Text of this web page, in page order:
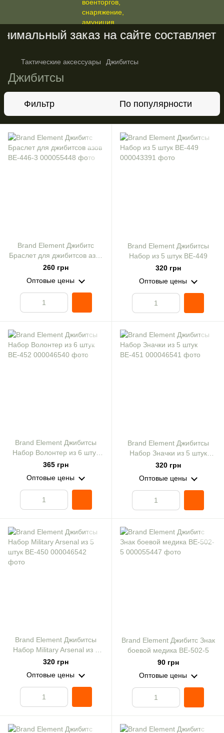
заказ на сайте составляет
Тактические аксессуары Джибитсы
Джибитсы
Фильтр По популярности
Brand Element Джибитс
Браслет для джибитсов азов
ВЕ-446-3
260 грн
Оптовые цены
Brand Element Джибитсы
Набор из 5 штук ВЕ-449
320 грн
Оптовые цены
Brand Element Джибитсы
Набор Волонтер из 6 штук
ВЕ-452
365 грн
Оптовые цены
Brand Element Джибитсы
Набор Значки из 5 штук
ВЕ-451
320 грн
Оптовые цены
Brand Element Джибитсы
Набор Military Arsenal из 5
штук ВЕ-450
320 грн
Оптовые цены
Brand Element Джибитс Знак
боевой медика ВЕ-502-5
90 грн
Оптовые цены